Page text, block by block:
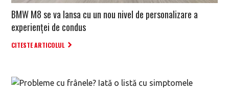
BMW M8 se va lansa cu un nou nivel de personalizare a
experienței de condus
CITESTE ARTICOLUL